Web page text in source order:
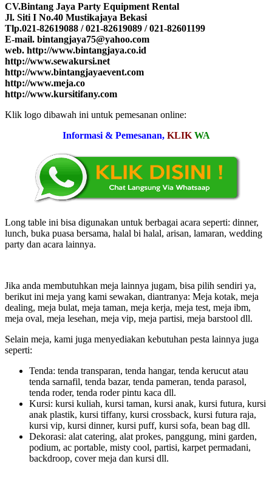
CV.Bintang Jaya Party Equipment Rental
Jl. Siti I No.40 Mustikajaya Bekasi
Tlp.021-82619088 / 021-82619089 / 021-82601199
E-mail. bintangjaya75@yahoo.com
web. http://www.bintangjaya.co.id
http://www.sewakursi.net
http://www.bintangjayaevent.com
http://www.meja.co
http://www.kursitifany.com
Klik logo dibawah ini untuk pemesanan online:
Informasi & Pemesanan, KLIK WA
Long table ini bisa digunakan untuk berbagai acara seperti: dinner,
lunch, buka puasa bersama, halal bi halal, arisan, lamaran, wedding
party dan acara lainnya.
Jika anda membutuhkan meja lainnya jugam, bisa pilih sendiri ya,
berikut ini meja yang kami sewakan, diantranya: Meja kotak, meja
dealing, meja bulat, meja taman, meja kerja, meja test, meja ibm,
meja oval, meja lesehan, meja vip, meja partisi, meja barstool dll.
Selain meja, kami juga menyediakan kebutuhan pesta lainnya juga
seperti:
Tenda: tenda transparan, tenda hangar, tenda kerucut atau
tenda sarnafil, tenda bazar, tenda pameran, tenda parasol,
tenda roder, tenda roder pintu kaca dll.
Kursi: kursi kuliah, kursi taman, kursi anak, kursi futura, kursi
anak plastik, kursi tiffany, kursi crossback, kursi futura raja,
kursi vip, kursi dinner, kursi puff, kursi sofa, bean bag dll.
Dekorasi: alat catering, alat prokes, panggung, mini garden,
podium, ac portable, misty cool, partisi, karpet permadani,
backdroop, cover meja dan kursi dll.